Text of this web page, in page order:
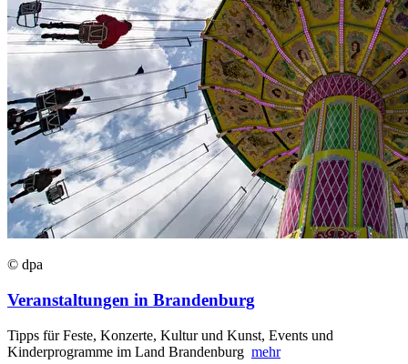
© dpa
Veranstaltungen in Brandenburg
Tipps für Feste, Konzerte, Kultur und Kunst, Events und
Kinderprogramme im Land Brandenburg mehr